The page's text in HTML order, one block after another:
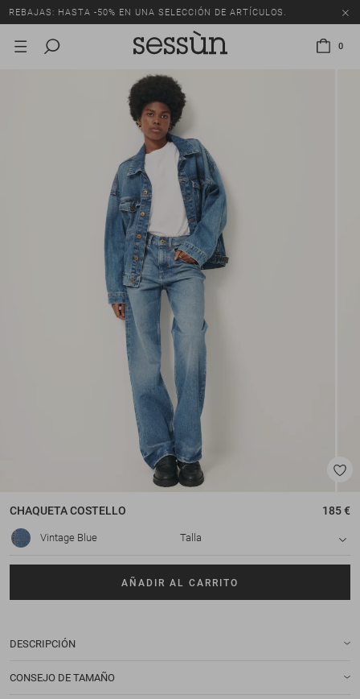
REBAJAS: HASTA -50% EN UNA SELECCIÓN DE ARTÍCULOS.
0
CHAQUETACOSTELLO 185 €
Vintage Blue Talla
AÑADIR AL CARRITO
DESCRIPCIÓN
CONSEJO DE TAMAÑO